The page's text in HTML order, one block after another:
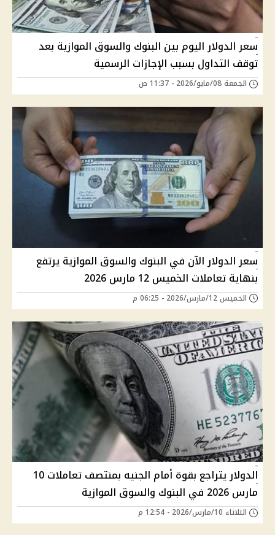
سعر الدولار اليوم بين البنوك والسوق الموازية بعد
توقف التداول بسبب الإجازات الرسمية
الجمعة 08/مايو/2026 - 11:37 ص
سعر الدولار الآن في البنوك والسوق الموازية يرتفع
بنهاية تعاملات الخميس 12 مارس 2026
الخميس 12/مارس/2026 - 06:25 م
الدولار يتراجع بقوة أمام الجنيه بمنتصف تعاملات 10
مارس 2026 في البنوك والسوق الموازية
الثلاثاء 10/مارس/2026 - 12:54 م